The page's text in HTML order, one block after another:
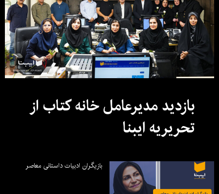
بازدید مدیرعامل خانه کتاب از
تحریریه ایبنا
بازیگران ادبیات داستانی معاصر